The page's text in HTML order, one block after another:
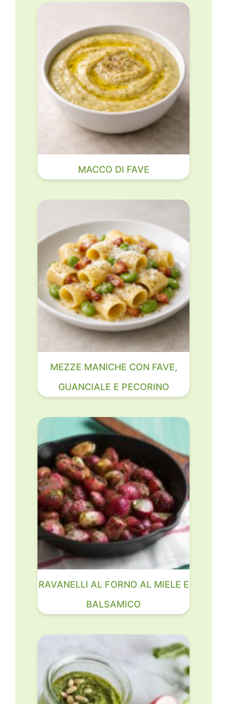
MACCO DI FAVE
MEZZE MANICHE CON FAVE,
GUANCIALE E PECORINO
RAVANELLI AL FORNO AL MIELE E
BALSAMICO